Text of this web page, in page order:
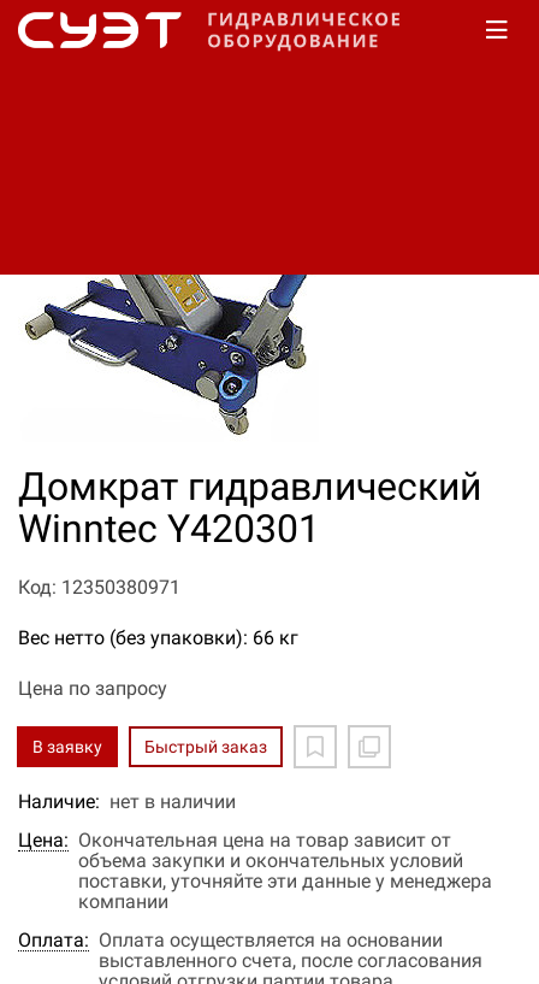
Домкрат гидравлический
Winntec Y420301
Код: 12350380971
Вес нетто (без упаковки): 66 кг
Цена по запросу
В заявку Быстрый заказ
Наличие: нет в наличии
Цена: Окончательная цена на товар зависит от
объема закупки и окончательных условий
поставки, уточняйте эти данные у менеджера
компании
Оплата: Оплата осуществляется на основании
выставленного счета, после согласования